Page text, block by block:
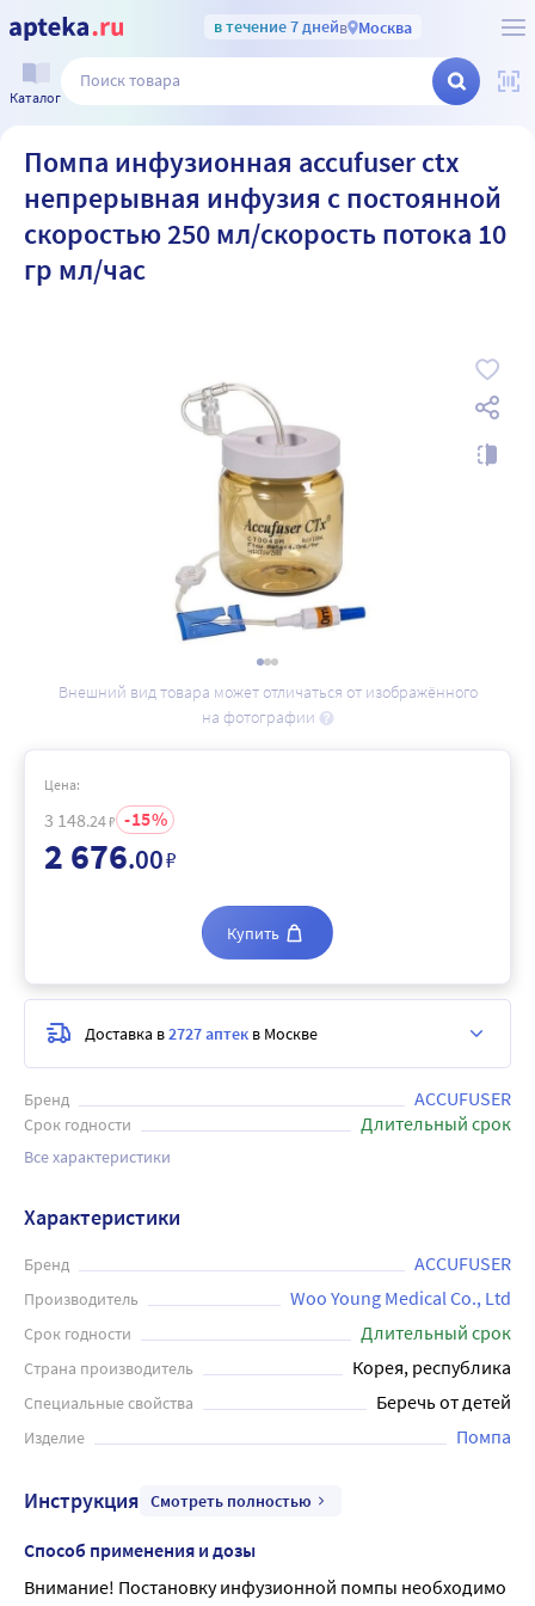
в течение 7 днейв Москва
Каталог
Помпа инфузионная accufuser ctx
непрерывная инфузия с постоянной
скоростью 250 мл/скорость потока 10
гр мл/час
Внешний вид товара может отличаться от изображённого
на фотографии
Бренд ACCUFUSER
Срок годности Длительный срок
Все характеристики
Цена:
3 148.24₽ 15
2 676.00₽
Купить
Доставка в2727 аптек в Москве
Характеристики
Бренд ACCUFUSER
Производитель Woo Young Medical Co., Ltd
Срок годности Длительный срок
Страна производитель Корея, республика
Специальные свойства Беречь от детей
Изделие Помпа
Инструкция Смотреть полностью
Способ применения и дозы
Внимание! Постановку инфузионной помпы необходимо